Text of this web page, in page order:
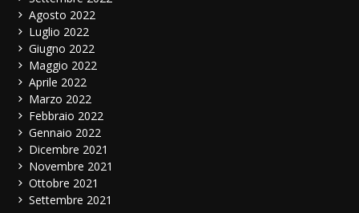
Agosto 2022
Luglio 2022
Giugno 2022
Maggio 2022
Aprile 2022
Marzo 2022
Febbraio 2022
Gennaio 2022
Dicembre 2021
Novembre 2021
Ottobre 2021
Settembre 2021